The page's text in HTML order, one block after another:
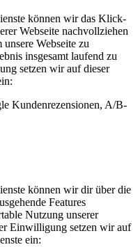
können wir das Klick-
Webseite nachvollziehen
Webseite zu
insgesamt laufend zu
setzen wir auf dieser
Kundenrezensionen, A/B-
können wir dir über die
Features
Nutzung unserer
Einwilligung setzen wir auf
ein: